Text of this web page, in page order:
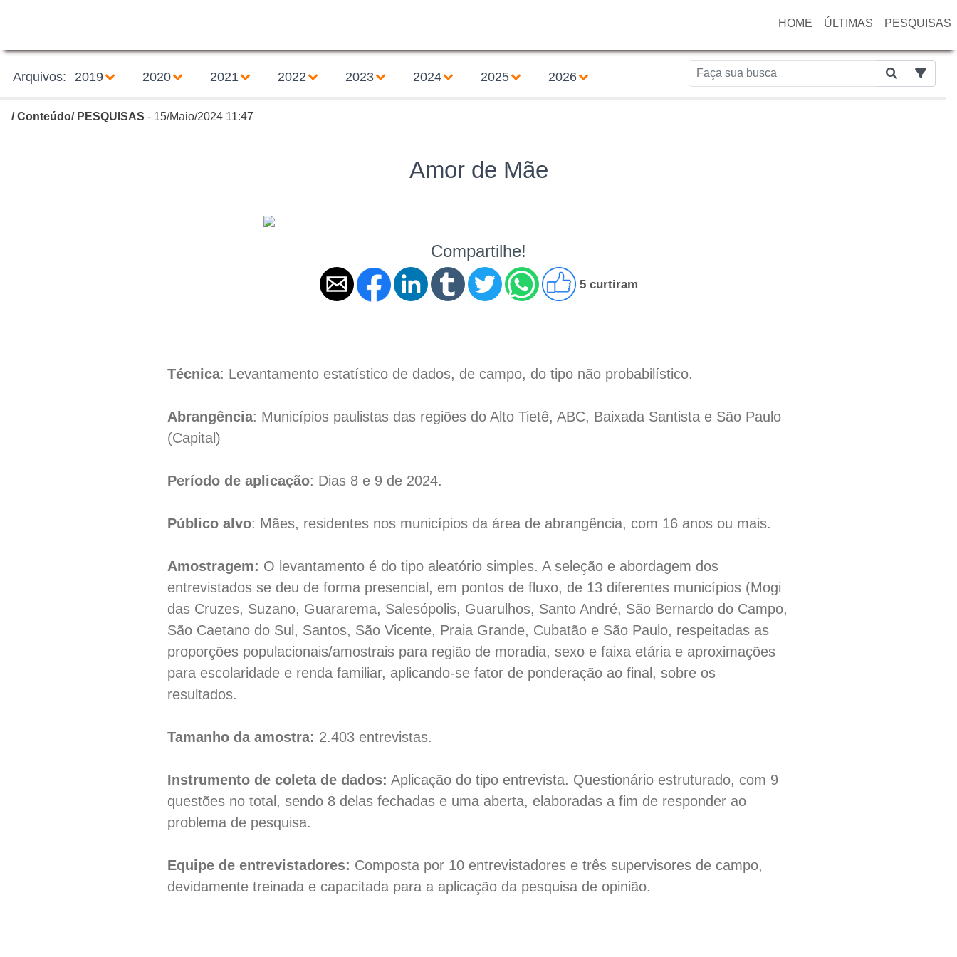
HOME ÚLTIMAS PESQUISAS
Arquivos: 2019 2020 2021 2022 2023 2024 2025 2026
/ Conteúdo/ PESQUISAS - 15/Maio/2024 11:47
Amor de Mãe
Compartilhe!
5 curtiram
Técnica: Levantamento estatístico de dados, de campo, do tipo não probabilístico.
Abrangência: Municípios paulistas das regiões do Alto Tietê, ABC, Baixada Santista e São Paulo
(Capital)
Período de aplicação: Dias 8 e 9 de 2024.
Público alvo: Mães, residentes nos municípios da área de abrangência, com 16 anos ou mais.
Amostragem: O levantamento é do tipo aleatório simples. A seleção e abordagem dos
entrevistados se deu de forma presencial, em pontos de fluxo, de 13 diferentes municípios (Mogi
das Cruzes, Suzano, Guararema, Salesópolis, Guarulhos, Santo André, São Bernardo do Campo,
São Caetano do Sul, Santos, São Vicente, Praia Grande, Cubatão e São Paulo, respeitadas as
proporções populacionais/amostrais para região de moradia, sexo e faixa etária e aproximações
para escolaridade e renda familiar, aplicando-se fator de ponderação ao final, sobre os
resultados.
Tamanho da amostra: 2.403 entrevistas.
Instrumento de coleta de dados: Aplicação do tipo entrevista. Questionário estruturado, com 9
questões no total, sendo 8 delas fechadas e uma aberta, elaboradas a fim de responder ao
problema de pesquisa.
Equipe de entrevistadores: Composta por 10 entrevistadores e três supervisores de campo,
devidamente treinada e capacitada para a aplicação da pesquisa de opinião.